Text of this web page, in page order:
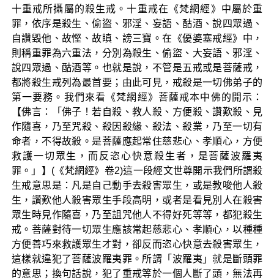
十重戒所攝屬的殺生戒。十重戒在《梵網經》中屬於重
罪，依序是殺生、偷盜、邪淫、妄語、酤酒、說四眾過、
自讚毀他、故慳、故瞋、謗三寶。在《優婆塞戒經》中，
則稱重罪為六重法，分別為殺生、偷盜、大妄語、邪淫、
說四眾過、酤酒等。也就是說，不管是五戒或是菩薩戒，
都將殺生戒列為最首要；由此可見，戒殺是一切佛弟子的
第一要務。我們來看《梵網經》菩薩戒本中佛的開示：
【佛言：「佛子！若自殺、教人殺、方便殺、讚歎殺、見
作隨喜，乃至咒殺、殺因殺緣、殺法、殺業，乃至一切有
命者，不得故殺。是菩薩應起常住慈悲心、孝順心，方便
救護一切眾生，而反恣心快意殺生者，是菩薩波羅夷
罪。」】(《梵網經》卷2)這一段經文世尊開示我們所謂殺
生戒意思是：凡是自己動手去殺害眾生，或是教唆他人殺
生，讚歎他人殺害眾生手段高明，或者是看見別人在殺害
眾生時見作隨喜，乃至詛咒他人不得好死等等，都犯殺生
戒。菩薩對待一切眾生應該常起慈悲心、孝順心，以種種
方便善巧來救護眾生才對，卻反而恣心快意去殺害眾生，
這樣就違犯了菩薩波羅夷罪。所謂「波羅夷」就是斷頭罪
的意思；換句話說，犯了重戒等於一個人斷了頭，無法再